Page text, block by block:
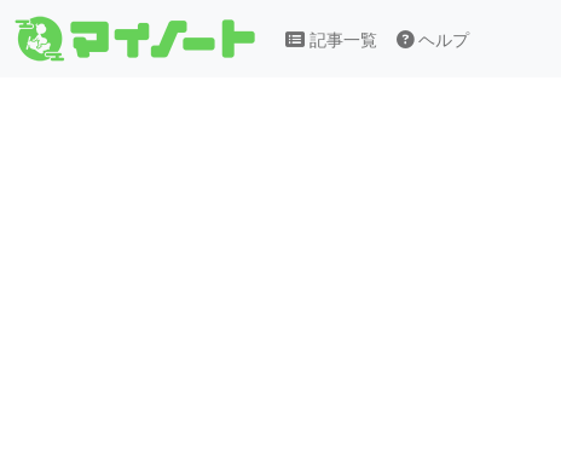
記事一覧 ヘルプ